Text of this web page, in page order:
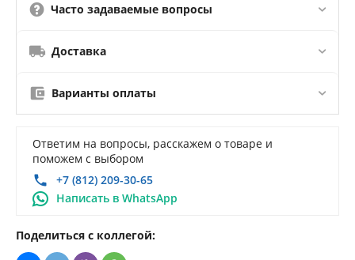
Часто задаваемые вопросы
Доставка
Варианты оплаты
Ответим на вопросы, расскажем о товаре и
поможем с выбором
+7 (812) 209-30-65
Написать в WhatsApp
Поделиться с коллегой: